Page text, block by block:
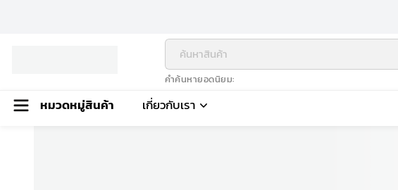
คำค้นหายอดนิยม
หมวดหมู่สินค้า เกี่ยวกับเรา